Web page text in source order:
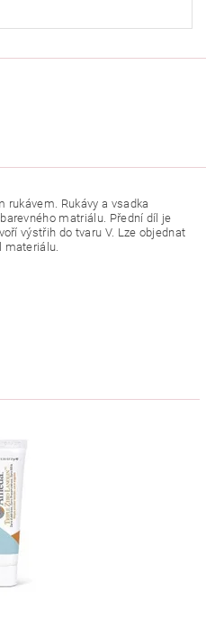
rukávem. Rukávy a vsadka
matriálu. Přední díl je
výstřih do tvaru V. Lze objednat
materiálu.